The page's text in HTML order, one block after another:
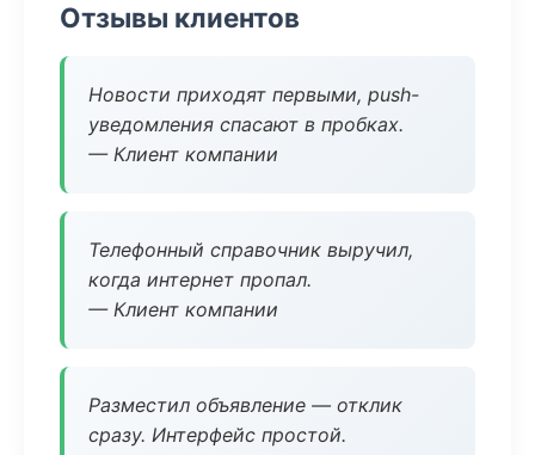
Отзывы клиентов
Новости приходят первыми, push-
уведомления спасают в пробках.
— Клиент компании
Телефонный справочник выручил,
когда интернет пропал.
— Клиент компании
Разместил объявление — отклик
сразу. Интерфейс простой.